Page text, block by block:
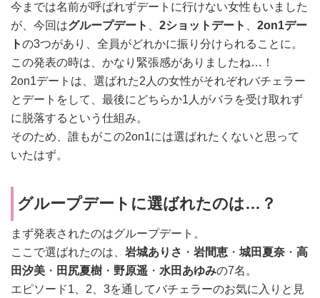
今までは名前が呼ばれずデートに行けない女性もいました
が、今回はグループデート 2ショットデート
2on1デー
トの3つがあり、全員がどれかに振り分けられることに。
この発表の時は、かなり緊張感がありましたね…！
2on1デートは、選ばれた2人の女性がそれぞれバチェラー
とデートをして、最後にどちらか1人がバラを受け取れず
に脱落するという仕組み。
そのため、誰もがこの2on1には選ばれたくないと思って
いたはず。
グループデートに選ばれたのは…？
まず発表されたのはグループデート。
ここで選ばれたのは、 岩城ありさ ・ 岩間恵 ・ 城田夏奈 ・ 高
田汐美 ・ 田尻夏樹 ・ 野原遥 ・ 水田あゆみの7名。
エピソード1、2、3を通してバチェラーのお気に入りと見